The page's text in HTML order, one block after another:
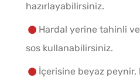
hazırlayabilirsiniz.
Hardal yerine tahinli
sos kullanabilirsiniz.
İçerisine beyaz